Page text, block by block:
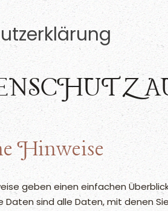
Hinweise
geben einen einfachen
Daten sind alle Daten, mit denen